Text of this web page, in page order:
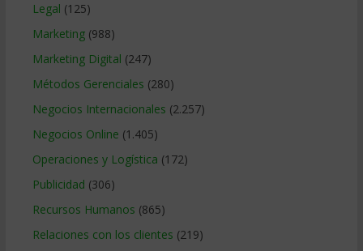
Legal (125)
Marketing(988)
Marketing Digital (247)
Métodos Gerenciales (280)
Negocios Internacionales (2.257)
Negocios Online (1.405)
Operaciones y Logística (172)
Publicidad (306)
Recursos Humanos (865)
Relaciones con los clientes (219)